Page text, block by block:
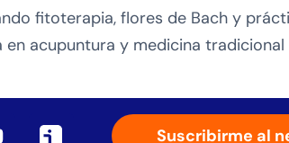
fitoterapia, flores de Bach y
en acupuntura y medicina tradicional
Suscribirme al